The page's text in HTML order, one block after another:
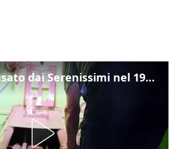
Ecco il tanko usato dai Serenissimi nel 1997 per il blitz a San Marco